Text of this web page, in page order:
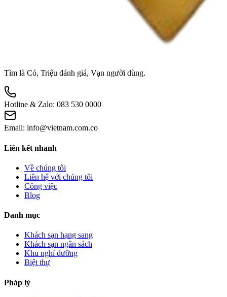
Tìm là Có, Triệu đánh giá, Vạn người dùng.
Hotline & Zalo: 083 530 0000
Email: info@vietnam.com.co
Liên kết nhanh
Về chúng tôi
Liên hệ với chúng tôi
Công việc
Blog
Danh mục
Khách sạn hạng sang
Khách sạn ngân sách
Khu nghỉ dưỡng
Biệt thự
Pháp lý